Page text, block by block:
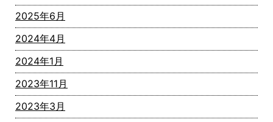
2025年6月
2024年4月
2024年1月
2023年11月
2023年3月